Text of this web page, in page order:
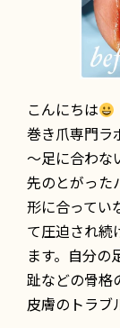
こんにちは
巻き爪専門ラ
～足に合わな
先のとがった
形に合ってい
て圧迫され続
ます。自分
趾などの骨格
皮膚のトラブ